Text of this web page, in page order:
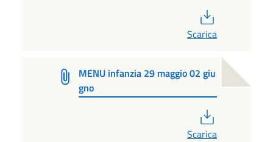
Scarica
MENU infanzia 29 maggio 02 giu
gno
Scarica